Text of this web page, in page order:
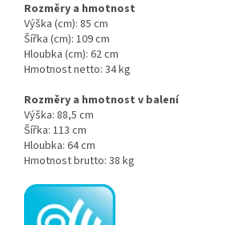
Rozměry a hmotnost
Výška (cm): 85 cm
Šířka (cm): 109 cm
Hloubka (cm): 62 cm
Hmotnost netto: 34 kg
Rozměry a hmotnost v balení
Výška: 88,5 cm
Šířka: 113 cm
Hloubka: 64 cm
Hmotnost brutto: 38 kg